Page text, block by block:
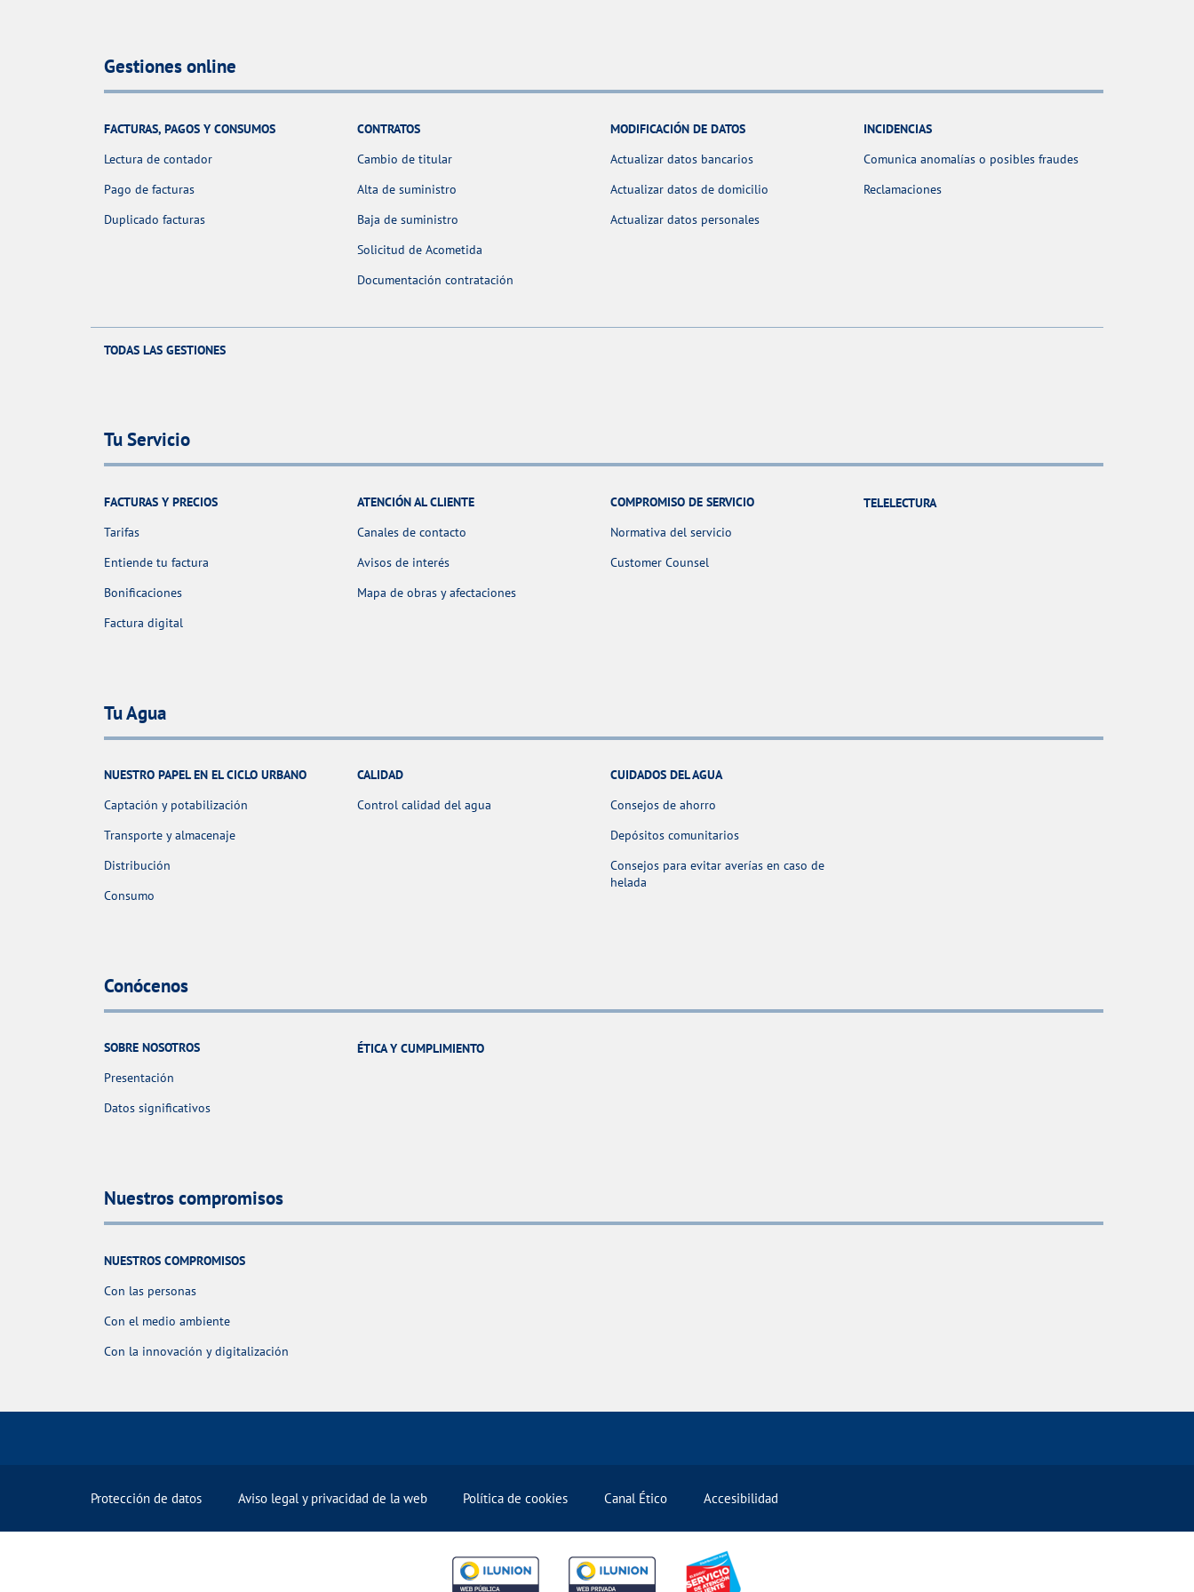
Gestiones online
FACTURAS, PAGOS Y CONSUMOS
Lectura de contador
Pago de facturas
Duplicado facturas
CONTRATOS
Cambio de titular
Alta de suministro
Baja de suministro
Solicitud de Acometida
Documentación contratación
MODIFICACIÓN DE DATOS
Actualizar datos bancarios
Actualizar datos de domicilio
Actualizar datos personales
INCIDENCIAS
Comunica anomalías o posibles fraudes
Reclamaciones
TODAS LAS GESTIONES
Tu Servicio
FACTURAS Y PRECIOS
Tarifas
Entiende tu factura
Bonificaciones
Factura digital
ATENCIÓN AL CLIENTE
Canales de contacto
Avisos de interés
Mapa de obras y afectaciones
COMPROMISO DE SERVICIO
Normativa del servicio
Customer Counsel
TELELECTURA
Tu Agua
NUESTRO PAPEL EN EL CICLO URBANO
Captación y potabilización
Transporte y almacenaje
Distribución
Consumo
CALIDAD
Control calidad del agua
CUIDADOS DEL AGUA
Consejos de ahorro
Depósitos comunitarios
Consejos para evitar averías en caso de
helada
Conócenos
SOBRE NOSOTROS
Presentación
Datos significativos
ÉTICA Y CUMPLIMIENTO
Nuestros compromisos
NUESTROS COMPROMISOS
Con las personas
Con el medio ambiente
Con la innovación y digitalización
Protección de datos Aviso legal y privacidad de la web Política de cookies Canal Ético Accesibilidad